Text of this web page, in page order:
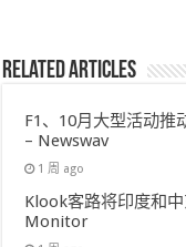
Related Articles
F1、10月大型活动推
– Newswav
1 周 ago
Klook客路将印度和
Monitor